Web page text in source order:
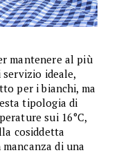
mantenere al più
ideale,
per i bianchi, ma
tipologia di
sui 16°C,
cosiddetta
di una